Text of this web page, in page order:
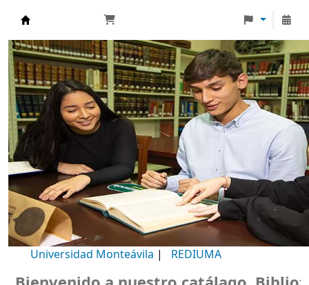
Biblioteca Universidad Monteávila
Universidad Monteávila | REDIUMA